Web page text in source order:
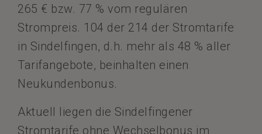
265 € bzw. 77 % vom regulären
Strompreis. 104 der 214 der Stromtarife
in Sindelfingen, d.h. mehr als 48 % aller
Tarifangebote, beinhalten einen
Neukundenbonus.
Aktuell liegen die Sindelfingener
Stromtarife ohne Wechselbonus im